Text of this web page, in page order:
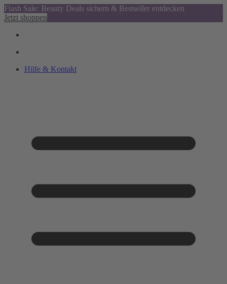
Flash Sale: Beauty Deals sichern & Bestseller entdecken
Jetzt shoppen
Hilfe & Kontakt